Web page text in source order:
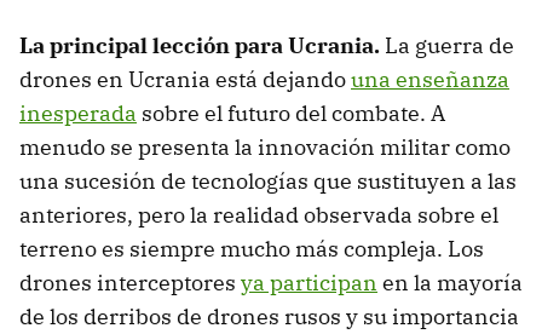
La principal lección para Ucrania. La guerra de
drones en Ucrania está dejandouna enseñanza
inesperada sobre el futuro del combate. A
menudo se presenta la innovación militar como
una sucesión de tecnologías que sustituyen a las
anteriores, pero la realidad observada sobre el
terreno es siempre mucho más compleja. Los
drones interceptores ya participan en la mayoría
de los derribos de drones rusos y su importancia